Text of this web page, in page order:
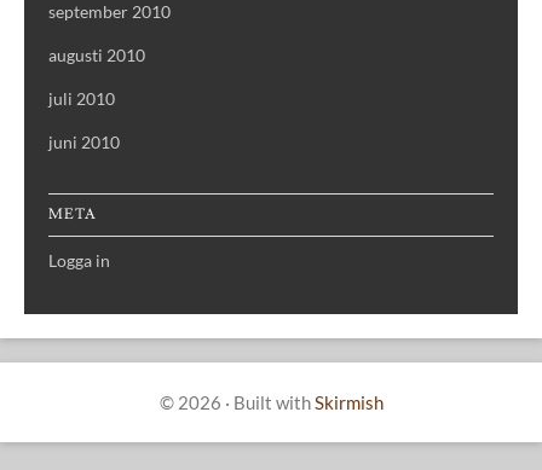
september 2010
augusti 2010
juli 2010
juni 2010
META
Logga in
© 2026 · Built withSkirmish